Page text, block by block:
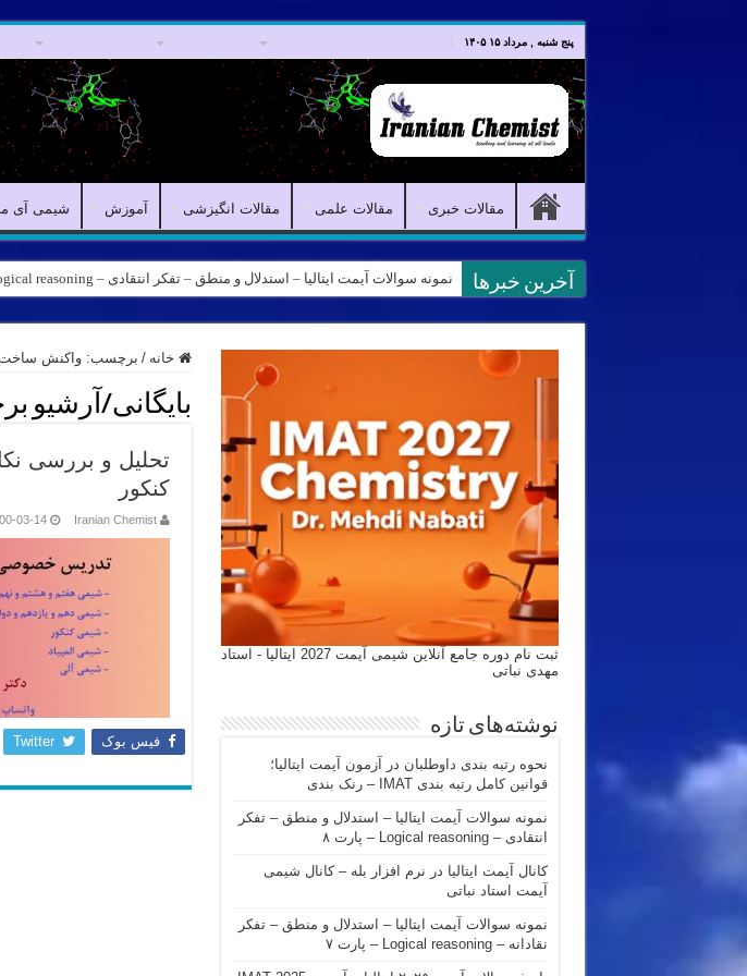
پنج شنبه , مرداد ۱۵ ۱۴۰۵
مقالات خبری مقالات علمی مقالات انگیزشی آموزش شیمی آی
آخرین خبرها نمونه سوالات آیمت ایتالیا – استدلال و منطق – تفکر انتقادی – Logical reasoning – پارت ۸
خانه / برچسب:واکنش ساخت
بایگانی/آرشیو
تحلیل و بررسی
کنکور
Iranian Chemist
03-14
فیس بوک Twitter
ثبت نام دوره جامع آنلاین شیمی آیمت 2027 ایتالیا - استاد
مهدی نباتی
نوشته‌های تازه
نحوه رتبه بندی داوطلبان در آزمون آیمت ایتالیا؛
قوانین کامل رتبه بندی IMAT – رنک بندی
نمونه سوالات آیمت ایتالیا – استدلال و منطق – تفکر
انتقادی – Logical reasoning – پارت ۸
کانال آیمت ایتالیا در نرم افزار بله – کانال شیمی
آیمت استاد نباتی
نمونه سوالات آیمت ایتالیا – استدلال و منطق – تفکر
نقادانه – Logical reasoning – پارت ۷